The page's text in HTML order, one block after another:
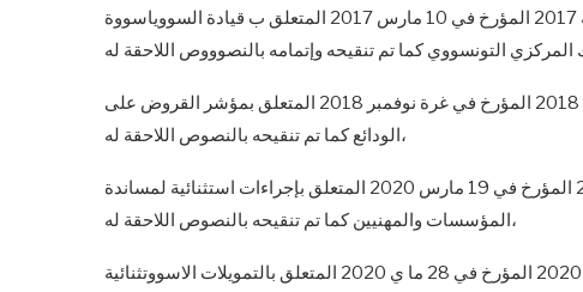
وعلى منش وور البنك المركزي التونس وي عدد 2 لس ونة 2017 المؤرخ في 10 مارس 2017 المتعلق ب قيادة السووياسووة
وعلى منشوو وور البنك المركزي التونسوو وي عدد 10 لسوو ونة 2018 المؤرخ في غرة نوفمبر 2018 المتعلق بمؤشر القروض على
الودائع كما تم تنقيحه بالنصوص اللاحقة له،
وعلى منش وور البنك المركزي التونس وي عدد 6 لس ونة 2020 المؤرخ في 19 مارس 2020 المتعلق بإجراءات استثنائية لمساندة
المؤسسات والمهنيين كما تم تنقيحه بالنصوص اللاحقة له،
وعلى منش وور البنك المركزي التونسوي عدد 12 لس ونة 2020 المؤرخ في 28 ما ي 2020 المتعلق بالتمويلات الاسووتثنائية